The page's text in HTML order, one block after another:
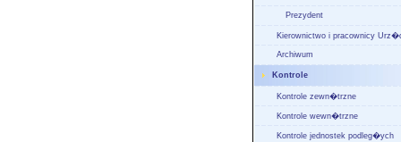
Prezydent
Kierownictwo i pracownicy
Archiwum
Kontrole
Kontrole zewn�trzne
Kontrole wewn�trzne
Kontrole jednostek podleg�ych